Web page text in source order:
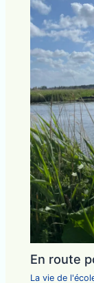
En route
La vie de